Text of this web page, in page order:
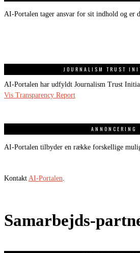
AI-Portalen tager ansvar for sit indhold og er
JOURNALISM TRUST
AI-Portalen har udfyldt Journalism Trust
Vis Transparency Report
ANNONCERING
AI-Portalen tilbyder en række forskellige
Kontakt AI-Portalen
Samarbejds-